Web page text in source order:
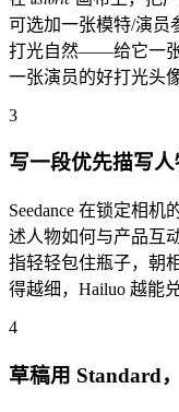
可选加一张模特/演员
打光自然——给它一
一张演员的好打光头像
3
写一段优先描写
Seedance 在锁定相
述人物如何与产品互
指轻轻包住瓶子，朝
得越细，Hailuo 越能
4
草稿用 Standard